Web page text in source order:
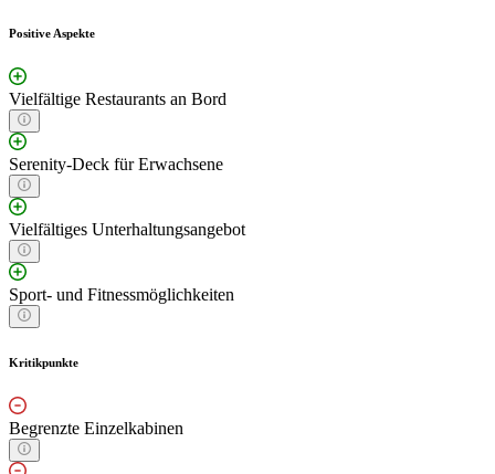
Positive Aspekte
Vielfältige Restaurants an Bord
Serenity-Deck für Erwachsene
Vielfältiges Unterhaltungsangebot
Sport- und Fitnessmöglichkeiten
Kritikpunkte
Begrenzte Einzelkabinen